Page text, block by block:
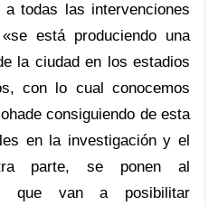
a todas las intervenciones
está produciendo una
la ciudad en los estadios
con lo cual conocemos
consiguiendo de esta
en la investigación y el
parte, se ponen al
que van a posibilitar